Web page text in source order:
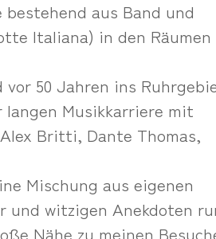
bestehend aus Band und
Italiana) in den Räumen
50 Jahren ins
Musikkarriere mit
Britti, Dante Thomas,
Mischung aus eigenen
und witzigen Anekdoten
Nähe zu meinen